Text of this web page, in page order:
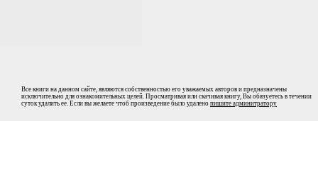
Все книги на данном сайте, являются собственностью его уважаемых авторов и предназначены
исключительно для ознакомительных целей. Просматривая или скачивая книгу, Вы обязуетесь в течении
суток удалить ее. Если вы желаете чтоб произведение было удалено пишите админитратору